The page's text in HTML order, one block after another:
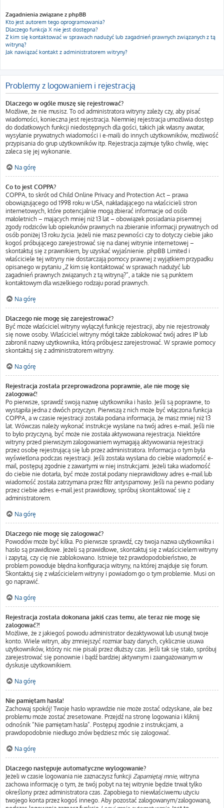
Zagadnienia związane z phpBB
Kto jest autorem tego oprogramowania?
Dlaczego funkcja X nie jest dostępna?
Z kim się kontaktować w sprawach nadużyć lub zagadnień prawnych związanych z tą
witryną?
Jak nawiązać kontakt z administratorem witryny?
Problemy z logowaniem i rejestracją
Dlaczego w ogóle muszę się rejestrować?
Możliwe, że nie musisz. To od administratora witryny zależy czy, aby pisać
wiadomości, konieczna jest rejestracja. Niemniej rejestracja umożliwia dostęp
do dodatkowych funkcji niedostępnych dla gości, takich jak własny awatar,
wysyłanie prywatnych wiadomości i e-maili do innych użytkowników, możliwość
przypisania do grup użytkowników itp. Rejestracja zajmuje tylko chwilę, więc
zaleca się jej wykonanie.
Na górę
Co to jest COPPA?
COPPA, to skrót od Child Online Privacy and Protection Act – prawa
obowiązującego od 1998 roku w USA, nakładającego na właścicieli stron
internetowych, które potencjalnie mogą zbierać informacje od osób
małoletnich – mających mniej niż 13 lat – obowiązek posiadania pisemnej
zgody rodziców lub opiekunów prawnych na zbieranie informacji prywatnych od
osób poniżej 13 roku życia. Jeżeli nie masz pewności czy to dotyczy ciebie jako
kogoś próbującego zarejestrować się na danej witrynie internetowej –
skontaktuj się z prawnikiem, by uzyskać wyjaśnienie. phpBB Limited i
właściciele tej witryny nie dostarczają pomocy prawnej z wyjątkiem przypadku
opisanego w pytaniu „Z kim się kontaktować w sprawach nadużyć lub
zagadnień prawnych związanych z tą witryną?”, a także nie są punktem
kontaktowym dla wszelkiego rodzaju porad prawnych.
Na górę
Dlaczego nie mogę się zarejestrować?
Być może właściciel witryny wyłączył funkcję rejestracji, aby nie rejestrowały
się nowe osoby. Właściciel witryny mógł także zablokować twój adres IP lub
zabronił nazwy użytkownika, którą próbujesz zarejestrować. W sprawie pomocy
skontaktuj się z administratorem witryny.
Na górę
Rejestracja została przeprowadzona poprawnie, ale nie mogę się
zalogować!
Po pierwsze, sprawdź swoją nazwę użytkownika i hasło. Jeśli są poprawne, to
wystąpiła jedna z dwóch przyczyn. Pierwszą z nich może być włączona funkcja
COPPA, a w czasie rejestracji została podana informacja, że masz mniej niż 13
lat. Wówczas należy wykonać instrukcje wysłane na twój adres e-mail. Jeśli nie
to było przyczyną, być może nie została aktywowana rejestracja. Niektóre
witryny przed pierwszym zalogowaniem wymagają aktywowania rejestracji
przez osobę rejestrującą się lub przez administratora. Informacja o tym była
wyświetlona podczas rejestracji. Jeśli została wysłana do ciebie wiadomość e-
mail, postępuj zgodnie z zawartymi w niej instrukcjami. Jeżeli taka wiadomość
do ciebie nie dotarła, być może został podany nieprawidłowy adres e-mail lub
wiadomość została zatrzymana przez filtr antyspamowy. Jeśli na pewno podany
przez ciebie adres e-mail jest prawidłowy, spróbuj skontaktować się z
administratorem.
Na górę
Dlaczego nie mogę się zalogować?
Powodów może być kilka. Po pierwsze sprawdź, czy twoja nazwa użytkownika i
hasło są prawidłowe. Jeżeli są prawidłowe, skontaktuj się z właścicielem witryny
i zapytaj, czy cię nie zablokowano. Istnieje też prawdopodobieństwo, że
problem powoduje błędna konfiguracja witryny, na której znajduje się forum.
Skontaktuj się z właścicielem witryny i powiadom go o tym problemie. Musi on
go naprawić.
Na górę
Rejestracja została dokonana jakiś czas temu, ale teraz nie mogę się
zalogować?!
Możliwe, że z jakiegoś powodu administrator dezaktywował lub usunął twoje
konto. Wiele witryn, aby zmniejszyć rozmiar bazy danych, cyklicznie usuwa
użytkowników, którzy nic nie pisali przez dłuższy czas. Jeśli tak się stało, spróbuj
zarejestrować się ponownie i bądź bardziej aktywnym i zaangażowanym w
dyskusje użytkownikiem.
Na górę
Nie pamiętam hasła!
Zachowaj spokój! Twoje hasło wprawdzie nie może zostać odzyskane, ale bez
problemu może zostać zresetowane. Przejdź na stronę logowania i kliknij
odnośnik “Nie pamiętam hasła”. Postępuj zgodnie z instrukcjami, a
prawdopodobnie niedługo znów będziesz móc się zalogować.
Na górę
Dlaczego następuje automatyczne wylogowanie?
Jeżeli w czasie logowania nie zaznaczysz funkcji Zapamiętaj mnie, witryna
zachowa informację o tym, że twój pobyt na tej witrynie będzie trwał tylko
określony przez administratora czas. Zapobiega to niewłaściwemu użyciu
twojego konta przez kogoś innego. Aby pozostać zalogowanym/zalogowaną,